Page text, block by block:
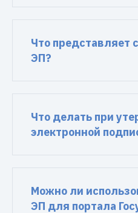
Что представляет
ЭП?
Что делать при
электронной
Можно ли
ЭП для портала